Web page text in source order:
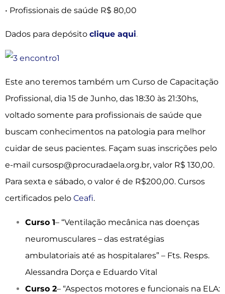
• Profissionais de saúde R$ 80,00
Dados para depósito clique aqui.
Este ano teremos também um Curso de Capacitação
Profissional, dia 15 de Junho, das 18:30 às 21:30hs,
voltado somente para profissionais de saúde que
buscam conhecimentos na patologia para melhor
cuidar de seus pacientes. Façam suas inscrições pelo
e-mail cursosp@procuradaela.org.br, valor R$ 130,00.
Para sexta e sábado, o valor é de R$200,00. Cursos
certificados pelo Ceafi.
Curso 1– “Ventilação mecânica nas doenças
neuromusculares – das estratégias
ambulatoriais até as hospitalares” – Fts. Resps.
Alessandra Dorça e Eduardo Vital
Curso 2– “Aspectos motores e funcionais na ELA: